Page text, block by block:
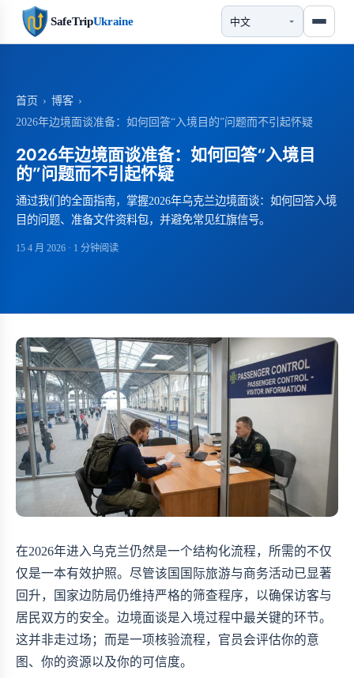
SafeTripUkraine
首页 › 博客 ›
2026年边境面谈准备：如何回答“入境目的”问题而不引起怀疑
2026年边境面谈准备：如何回答“入境目
的”问题而不引起怀疑
通过我们的全面指南，掌握2026年乌克兰边境面谈：如何回答入境
目的问题、准备文件资料包，并避免常见红旗信号。
15 4 月 2026 · 1 分钟阅读
在2026年进入乌克兰仍然是一个结构化流程，所需的不仅
仅是一本有效护照。尽管该国国际旅游与商务活动已显著
回升，国家边防局仍维持严格的筛查程序，以确保访客与
居民双方的安全。边境面谈是入境过程中最关键的环节。
这并非走过场；而是一项核验流程，官员会评估你的意
图、你的资源以及你的可信度。